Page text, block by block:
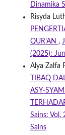
Dinamika
Risyda
QUR’AN ,
(2025):
Alya Zalfa
TIBAQ
ASY-
Sains: Vol.
Sains